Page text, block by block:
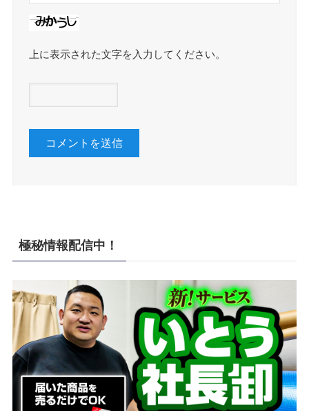
上に表示された文字を入力してください。
極秘情報配信中！